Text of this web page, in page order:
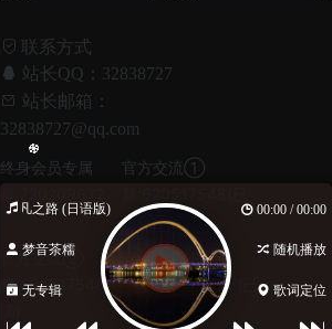
联系方式
站长QQ：32838727
站长邮箱：
32838727@qq.com
终身会员专属
官方交流①
满)
官方交流②
群:620517548(已
官方交流③
群:1045932367(已
满)
平凡之路 (日语版) 00:00 / 00:00
梦音茶糯 随机播放
无专辑 歌词定位